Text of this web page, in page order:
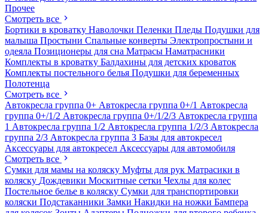
Прочее
Смотреть все
Бортики в кроватку Наволочки Пеленки Пледы Подушки для
малыша Простыни Спальные конверты Электропростыни и
одеяла Позиционеры для сна Матрасы Наматрасники
Комплекты в кроватку Балдахины для детских кроваток
Комплекты постельного белья Подушки для беременных
Полотенца
Смотреть все
Автокресла группа 0+ Автокресла группа 0+/1 Автокресла
группа 0+/1/2 Автокресла группа 0+/1/2/3 Автокресла группа
1 Автокресла группа 1/2 Автокресла группа 1/2/3 Автокресла
группа 2/3 Автокресла группа 3 Базы для автокресел
Аксессуары для автокресел Аксессуары для автомобиля
Смотреть все
Сумки для мамы на коляску Муфты для рук Матрасики в
коляску Дождевики Москитные сетки Чехлы для колес
Постельное белье в коляску Сумки для транспортировки
коляски Подстаканники Замки Накидки на ножки Бампера